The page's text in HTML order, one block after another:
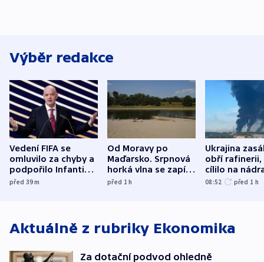
Výběr redakce
Vedení FIFA se
omluvilo za chyby a
podpořilo Infantina.
UEFA trvá na
před 39m
Od Moravy po
Maďarsko. Srpnová
horká vlna se zapíše
do dějin
před 1h
Ukrajina
obří rafinerii,
cílilo na
autobus
08:52 před 1 h
Aktuálně z rubriky Ekonomika
Za dotační podvod ohledně